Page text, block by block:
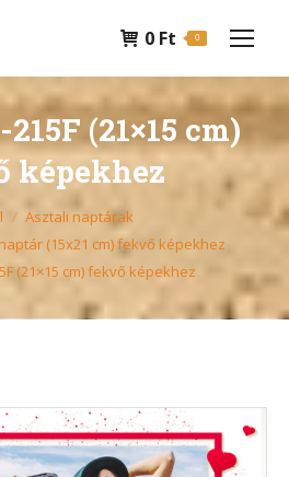
0 Ft 0
(21×15 cm)
képekhez
Asztali naptárak
(15x21 cm) fekvő képekhez
(21×15 cm) fekvő képekhez